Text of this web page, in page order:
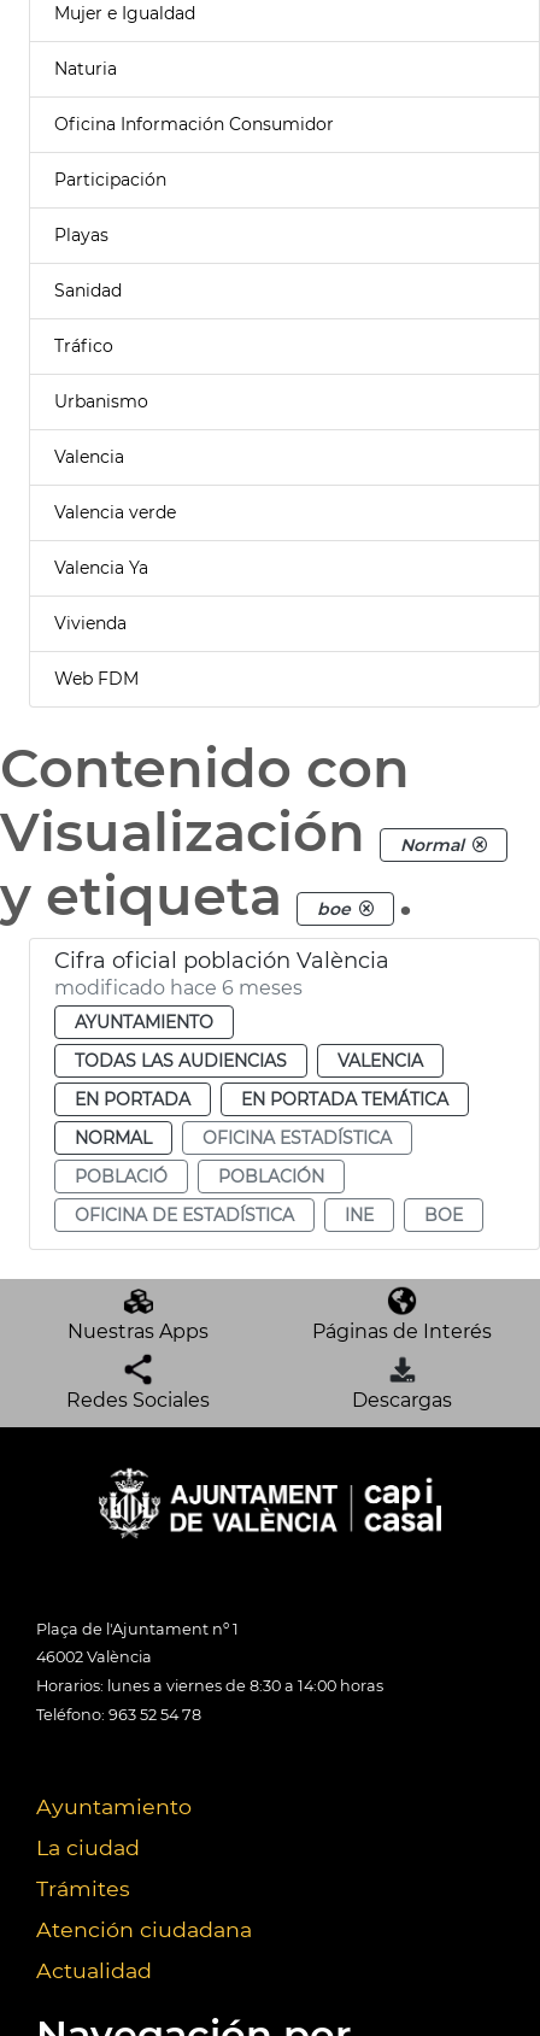
Mujer e Igualdad
Naturia
Oficina Información Consumidor
Participación
Playas
Sanidad
Tráfico
Urbanismo
Valencia
Valencia verde
Valencia Ya
Vivienda
Web FDM
Contenido con
Visualización
Normal
y etiqueta boe .
Cifra oficial población València
modificado hace 6 meses
AYUNTAMIENTO
TODAS LAS AUDIENCIAS
VALENCIA
EN PORTADA
EN PORTADA TEMÁTICA
NORMAL
OFICINA ESTADÍSTICA
POBLACIÓ
POBLACIÓN
OFICINA DE ESTADÍSTICA
INE BOE
Nuestras Apps Páginas de Interés
Redes Sociales Descargas
Plaça de l'Ajuntament nº 1
46002 València
Horarios: lunes a viernes de 8:30 a 14:00 horas
Teléfono: 963 52 54 78
Ayuntamiento
La ciudad
Trámites
Atención ciudadana
Actualidad